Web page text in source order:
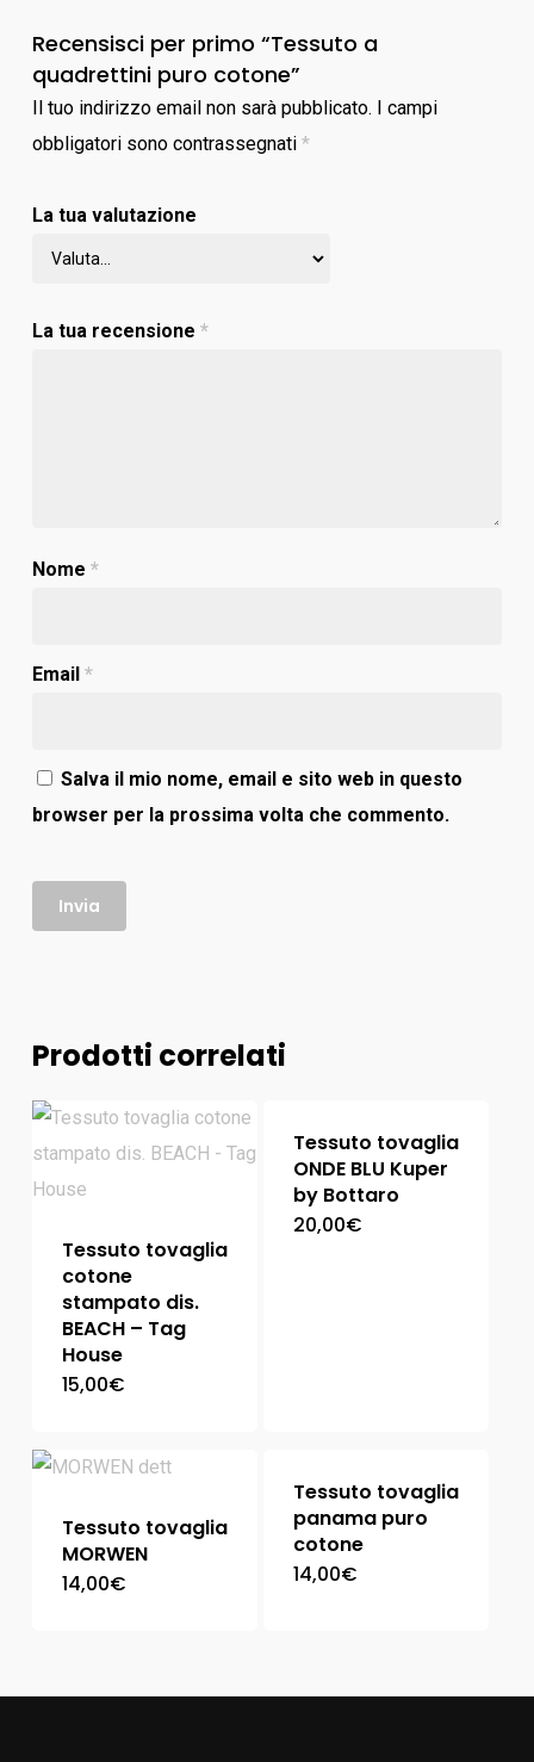
Recensisci per primo “Tessuto a
quadrettini puro cotone”
Il tuo indirizzo email non sarà pubblicato. I campi
obbligatori sono contrassegnati *
La tua valutazione
La tua recensione *
Nome *
Email *
Salva il mio nome, email e sito web in questo
browser per la prossima volta che commento.
Prodotti correlati
Tessuto tovaglia
cotone
stampato dis.
BEACH – Tag
House
15,00€
Tessuto tovaglia
ONDE BLU Kuper
by Bottaro
20,00€
Tessuto tovaglia
MORWEN
14,00€
Tessuto tovaglia
panama puro
cotone
14,00€